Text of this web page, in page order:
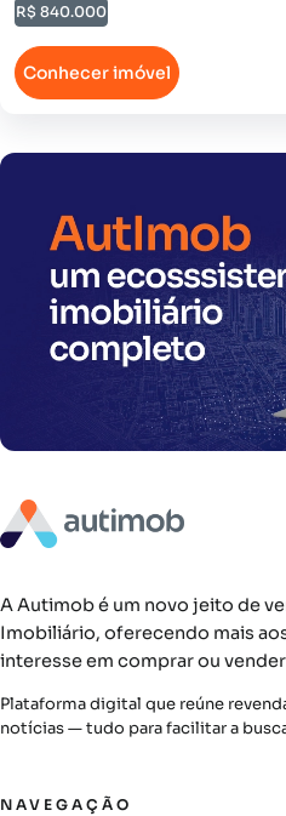
R$ 840.000
Conhecer imóvel
A Autimob é um novo jeito de
Imobiliário, oferecendo mais
interesse em comprar ou
Plataforma digital que reúne
notícias — tudo para facilitar a
NAVEGAÇÃO